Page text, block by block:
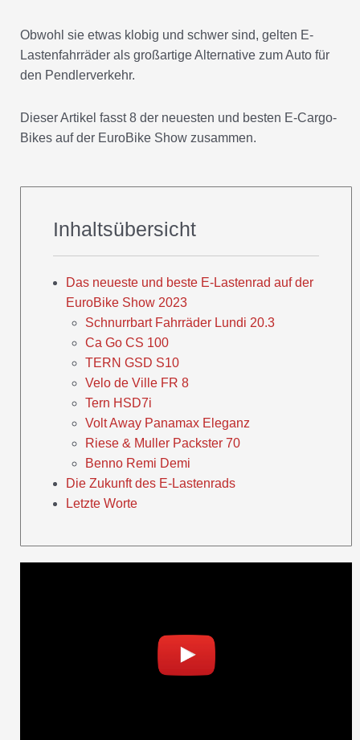
Obwohl sie etwas klobig und schwer sind, gelten E-
Lastenfahrräder als großartige Alternative zum Auto für
den Pendlerverkehr.
Dieser Artikel fasst 8 der neuesten und besten E-Cargo-
Bikes auf der EuroBike Show zusammen.
Inhaltsübersicht
Das neueste und beste E-Lastenrad auf der
EuroBike Show 2023
Schnurrbart Fahrräder Lundi 20.3
Ca Go CS 100
TERN GSD S10
Velo de Ville FR 8
Tern HSD7i
Volt Away Panamax Eleganz
Riese & Muller Packster 70
Benno Remi Demi
Die Zukunft des E-Lastenrads
Letzte Worte